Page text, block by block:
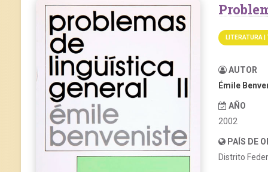
LITERATURA |
AUTOR
Émile
AÑO
2002
PAÍS DE
Distrito